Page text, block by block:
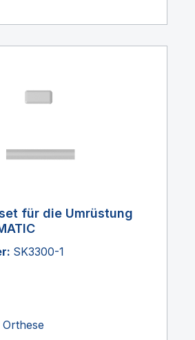
für die Umrüstung
SK3300-1